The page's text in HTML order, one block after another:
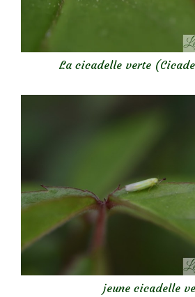
La cicadelle verte
jeune cicadelle